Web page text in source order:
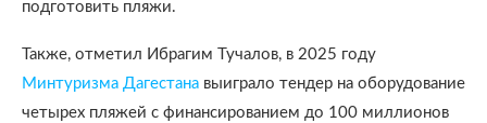
подготовить пляжи.
Также, отметил Ибрагим Тучалов, в 2025 году
Минтуризма Дагестана выиграло тендер на оборудование
четырех пляжей с финансированием до 100 миллионов